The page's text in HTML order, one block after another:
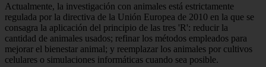
Actualmente, la investigación con animales está estrictamente
regulada por la directiva de la Unión Europea de 2010 en la que se
consagra la aplicación del principio de las tres 'R': reducir la
cantidad de animales usados; refinar los métodos empleados para
mejorar el bienestar animal; y reemplazar los animales por cultivos
celulares o simulaciones informáticas cuando sea posible.